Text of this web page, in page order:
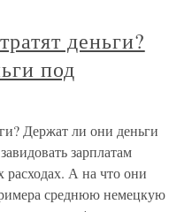
деньги?
под
Держат ли они деньги
зарплатам
расходах. А на что они
среднюю немецкую